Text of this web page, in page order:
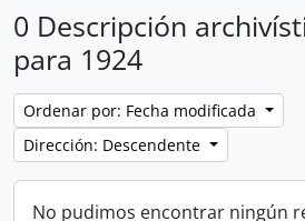
0 Descripción
para 1924
Ordenar por: Fecha modificada
Dirección: Descendente
No pudimos encontrar ningún